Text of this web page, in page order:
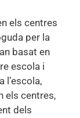
els centres
per la
basat en
escola i
l’escola,
els centres,
dels